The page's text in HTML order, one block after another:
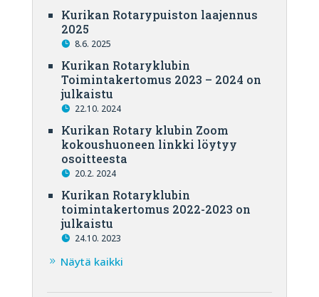
Kurikan Rotarypuiston laajennus
2025
8.6. 2025
Kurikan Rotaryklubin
Toimintakertomus 2023 – 2024 on
julkaistu
22.10. 2024
Kurikan Rotary klubin Zoom
kokoushuoneen linkki löytyy
osoitteesta
20.2. 2024
Kurikan Rotaryklubin
toimintakertomus 2022-2023 on
julkaistu
24.10. 2023
Näytä kaikki